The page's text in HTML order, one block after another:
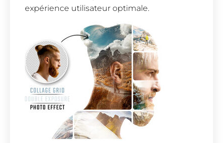
expérience utilisateur optimale.